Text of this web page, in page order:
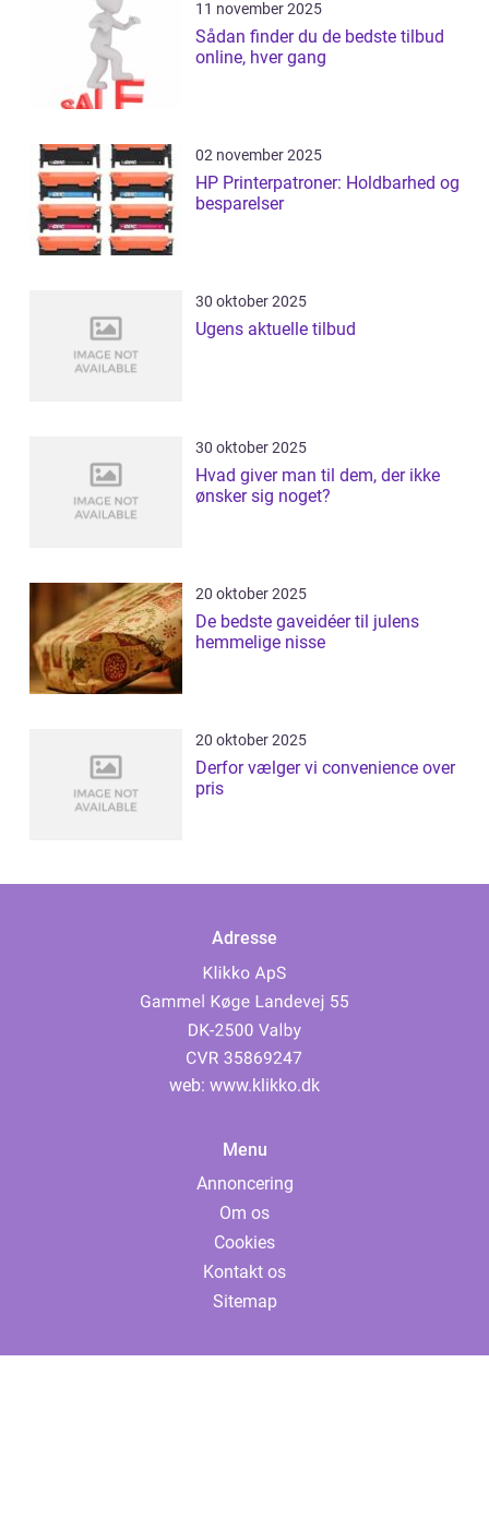
11 november 2025
Sådan finder du de bedste tilbud
online, hver gang
02 november 2025
HP Printerpatroner: Holdbarhed og
besparelser
30 oktober 2025
Ugens aktuelle tilbud
30 oktober 2025
Hvad giver man til dem, der ikke
ønsker sig noget?
20 oktober 2025
De bedste gaveidéer til julens
hemmelige nisse
20 oktober 2025
Derfor vælger vi convenience over
pris
Adresse
web: www.klikko.dk
Menu
Annoncering
Om os
Cookies
Kontakt os
Sitemap